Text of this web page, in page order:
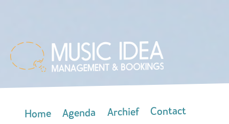
Home Agenda Archief Contact